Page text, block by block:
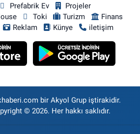
Prefabrik Ev
Projeler
Toki Turizm
Finans
Reklam Künye iletişim
bir Akyol Grup iştirakidir.
© 2026. Her hakkı saklıdır.